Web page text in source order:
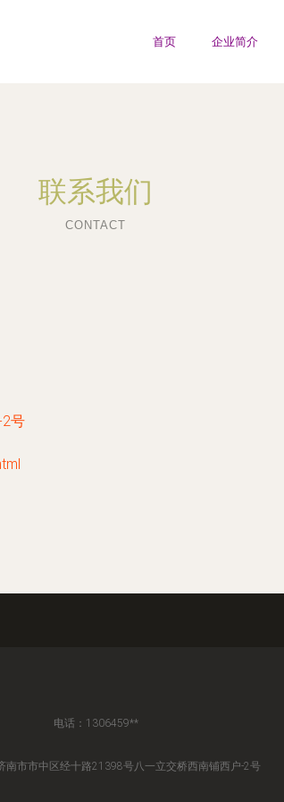
首页 企业简介
联系我们
CONTACT
号
电话：1306459**
南市市中区经十路21398号八一立交桥西南铺西户-2号